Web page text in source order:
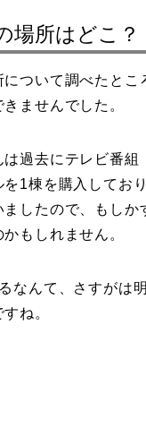
場所はどこ？
ついて調べたとこ
ませんでした。
過去にテレビ番組
を1棟を購入してお
したので、もしか
もしれません。
なんて、さすがは
ね。